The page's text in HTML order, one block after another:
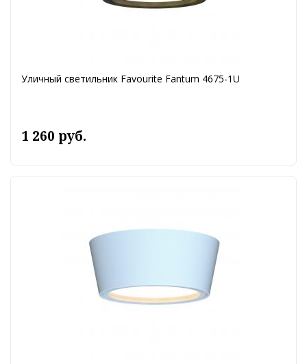
Уличный светильник Favourite Fantum 4675-1U
1 260 руб.